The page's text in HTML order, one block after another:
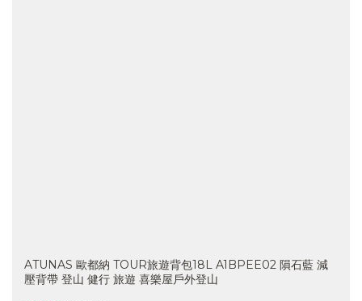
歐都納ATUNAS HIKE 32L網架式透氣背包 A1BPCC03黑白
登山 健行 旅遊 輕量 喜樂屋戶外